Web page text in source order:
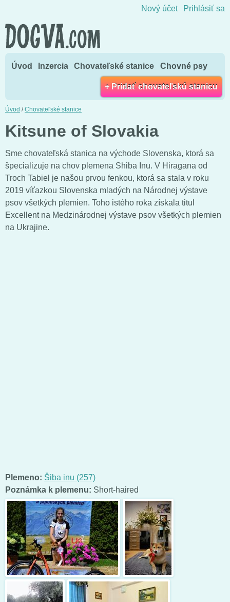
Skočiť na obsahNový účet Prihlásiť sa
Úvod Inzercia Chovateľské stanice Chovné psy
+ Pridať chovateľskú stanicu
Úvod /Chovateľské stanice
Kitsune of Slovakia
Sme chovateľská stanica na východe Slovenska, ktorá sa
špecializuje na chov plemena Shiba Inu. V Hiragana od
Troch Tabiel je našou prvou fenkou, ktorá sa stala v roku
2019 víťazkou Slovenska mladých na Národnej výstave
psov všetkých plemien. Toho istého roka získala titul
Excellent na Medzinárodnej výstave psov všetkých plemien
na Ukrajine.
Plemeno: Šiba inu (257)
Poznámka k plemenu: Short-haired